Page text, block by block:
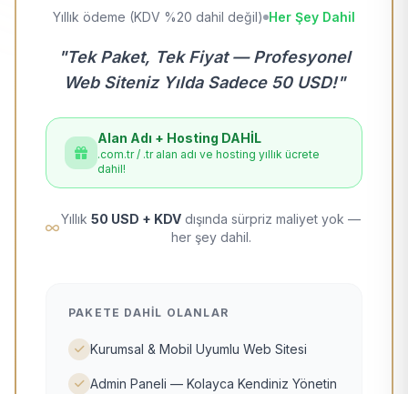
Yıllık ödeme (KDV %20 dahil değil) Her Şey Dahil
"Tek Paket, Tek Fiyat — Profesyonel
Web Siteniz Yılda Sadece 50 USD!"
Alan Adı + Hosting DAHİL
.com.tr / .tr alan adı ve hosting yıllık ücrete
dahil!
Yıllık 50 USD + KDV dışında sürpriz maliyet yok —
her şey dahil.
PAKETE DAHIL OLANLAR
Kurumsal & Mobil Uyumlu Web Sitesi
Admin Paneli — Kolayca Kendiniz Yönetin